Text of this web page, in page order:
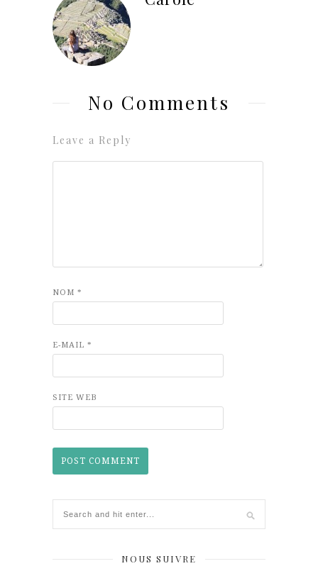
No Comments
Leave a Reply
NOM *
E-MAIL *
SITE WEB
NOUS SUIVRE